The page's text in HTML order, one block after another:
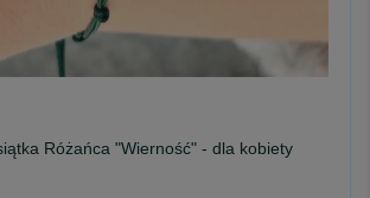
Różańca "Wierność" - dla kobiety